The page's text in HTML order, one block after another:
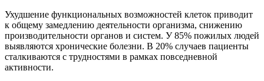
Ухудшение функциональных возможностей клеток приводит
к общему замедлению деятельности организма, снижению
производительности органов и систем. У 85% пожилых людей
выявляются хронические болезни. В 20% случаев пациенты
сталкиваются с трудностями в рамках повседневной
активности.